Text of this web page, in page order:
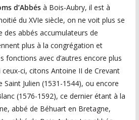
d’Abbésà Bois-Aubry, il est à
du XVIe siècle, on ne voit plus se
des abbés accumulateurs de
plus à la congrégation et
fonctions avec d’autres encore plus
ci, citons Antoine II de Crevant
Saint Julien (1531-1544), ou encore
(1576-1592), ce dernier étant à la
abbé de Béhuart en Bretagne,